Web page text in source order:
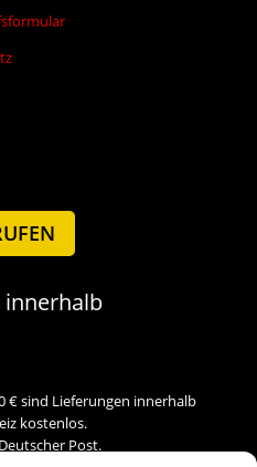
€ sind Lieferungen innerhalb
kostenlos.
Post.